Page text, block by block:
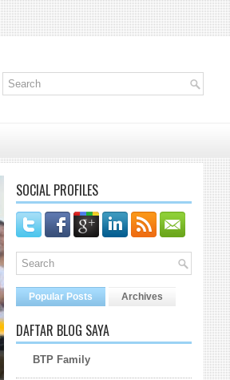
SOCIAL PROFILES
Popular Posts Archives
DAFTAR BLOG SAYA
BTP Family